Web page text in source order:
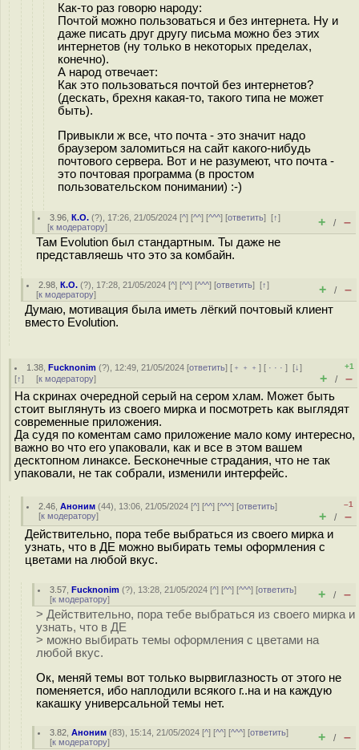
Как-то раз говорю народу:
Почтой можно пользоваться и без интернета. Ну и
даже писать друг другу письма можно без этих
интернетов (ну только в некоторых пределах,
конечно).
А народ отвечает:
Как это пользоваться почтой без интернетов?
(дескать, брехня какая-то, такого типа не может
быть).
Привыкли ж все, что почта - это значит надо
браузером заломиться на сайт какого-нибудь
почтового сервера. Вот и не разумеют, что почта -
это почтовая программа (в простом
пользовательском понимании) :-)
3.96 ,К.О. (?), 17:26, 21/05/2024 [^] [^^] [^^^] [ответить][↑]
[к модератору] + / –
Там Evolution был стандартным. Ты даже не
представляешь что это за комбайн.
2.98 ,К.О. (?), 17:28, 21/05/2024 [^] [^^] [^^^] [ответить][↑]
[к модератору] + / –
Думаю, мотивация была иметь лёгкий почтовый клиент
вместо Evolution.
1.38 ,Fucknonim (?), 12:49, 21/05/2024 [ответить] [ ﹢﹢﹢] [ · · ·][↓]
[↑] [к модератору]
+1
+ / –
На скринах очередной серый на сером хлам. Может быть
стоит выглянуть из своего мирка и посмотреть как выглядят
современные приложения.
Да судя по коментам само приложение мало кому интересно,
важно во что его упаковали, как и все в этом вашем
десктопном линаксе. Бесконечные страдания, что не так
упаковали, не так собрали, изменили интерфейс.
2.46 ,Аноним (44), 13:06, 21/05/2024 [^] [^^] [^^^] [ответить]
[к модератору]
–1
+ / –
Действительно, пора тебе выбраться из своего мирка и
узнать, что в ДЕ можно выбирать темы оформления с
цветами на любой вкус.
3.57 ,Fucknonim (?), 13:28, 21/05/2024 [^] [^^] [^^^] [ответить]
[к модератору] + / –
> Действительно, пора тебе выбраться из своего мирка и
узнать, что в ДЕ
> можно выбирать темы оформления с цветами на
любой вкус.
Ок, меняй темы вот только вырвиглазность от этого не
поменяется, ибо наплодили всякого г..на и на каждую
какашку универсальной темы нет.
3.82 ,Аноним (83), 15:14, 21/05/2024 [^] [^^] [^^^] [ответить]
[к модератору] + / –